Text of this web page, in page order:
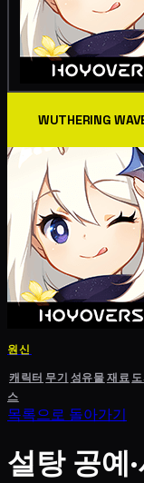
WUTHERING
원신
캐릭터 무기 성유물재료
스
목록으로 돌아가기
설탕 공예